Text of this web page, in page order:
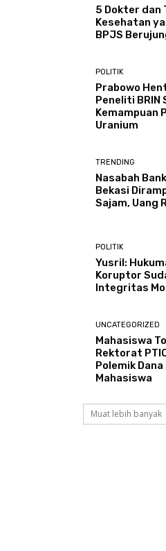
5 Dokter dan
Kesehatan
BPJS
POLITIK
Prabowo
Peneliti BRIN
Kemampuan
Uranium
TRENDING
Nasabah
Bekasi
Sajam, Uang
POLITIK
Yusril:
Koruptor
Integritas
UNCATEGORIZED
Mahasiswa
Rektorat
Polemik
Mahasiswa
Muat lebih banyak